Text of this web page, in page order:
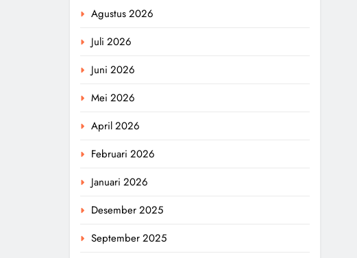
Agustus 2026
Juli 2026
Juni 2026
Mei 2026
April 2026
Februari 2026
Januari 2026
Desember 2025
September 2025